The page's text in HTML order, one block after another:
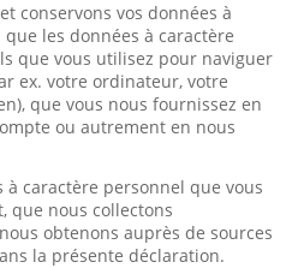
conservons vos données à
les données à caractère
que vous utilisez pour naviguer
ex. votre ordinateur, votre
que vous nous fournissez en
ou autrement en nous
caractère personnel que vous
que nous collectons
obtenons auprès de sources
la présente déclaration.